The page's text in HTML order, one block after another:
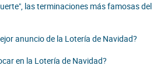
las terminaciones más famosas del
anuncio de la Lotería de Navidad?
en la Lotería de Navidad?